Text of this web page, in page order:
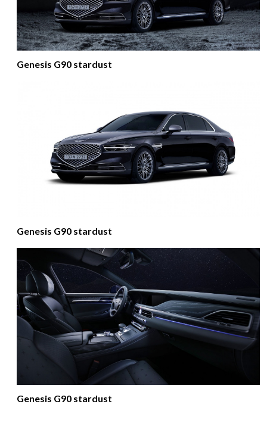
Genesis G90 stardust
Genesis G90 stardust
Genesis G90 stardust